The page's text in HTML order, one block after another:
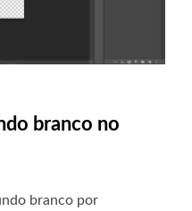
branco no
branco por